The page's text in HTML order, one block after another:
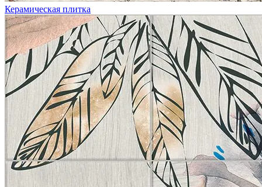
Керамическая плитка